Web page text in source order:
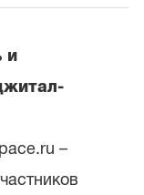
и
–